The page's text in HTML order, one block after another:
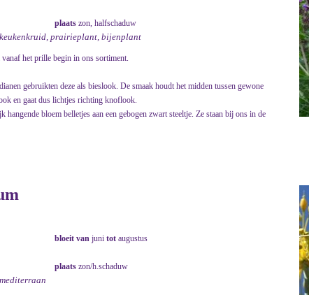
plaats zon, halfschaduw
keukenkruid, prairieplant, bijenplant
vanaf het prille begin in ons sortiment.
gebruikten deze als bieslook. De smaak houdt het midden tussen gewone
en gaat dus lichtjes richting knoflook.
hangende bloem belletjes aan een gebogen zwart steeltje. Ze staan bij ons in de
bloeit van juni tot augustus
plaats zon/h.schaduw